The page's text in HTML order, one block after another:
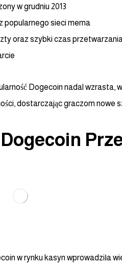
w grudniu 2013
popularnego sieci mema
oraz szybki czas
Dogecoin nadal
dostarczając graczom nowe
w rynku kasyn wprowadziła